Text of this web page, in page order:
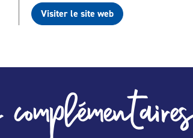
Visiter le site web